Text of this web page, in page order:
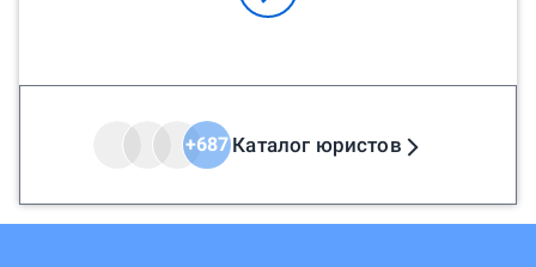
+687Каталог юристов